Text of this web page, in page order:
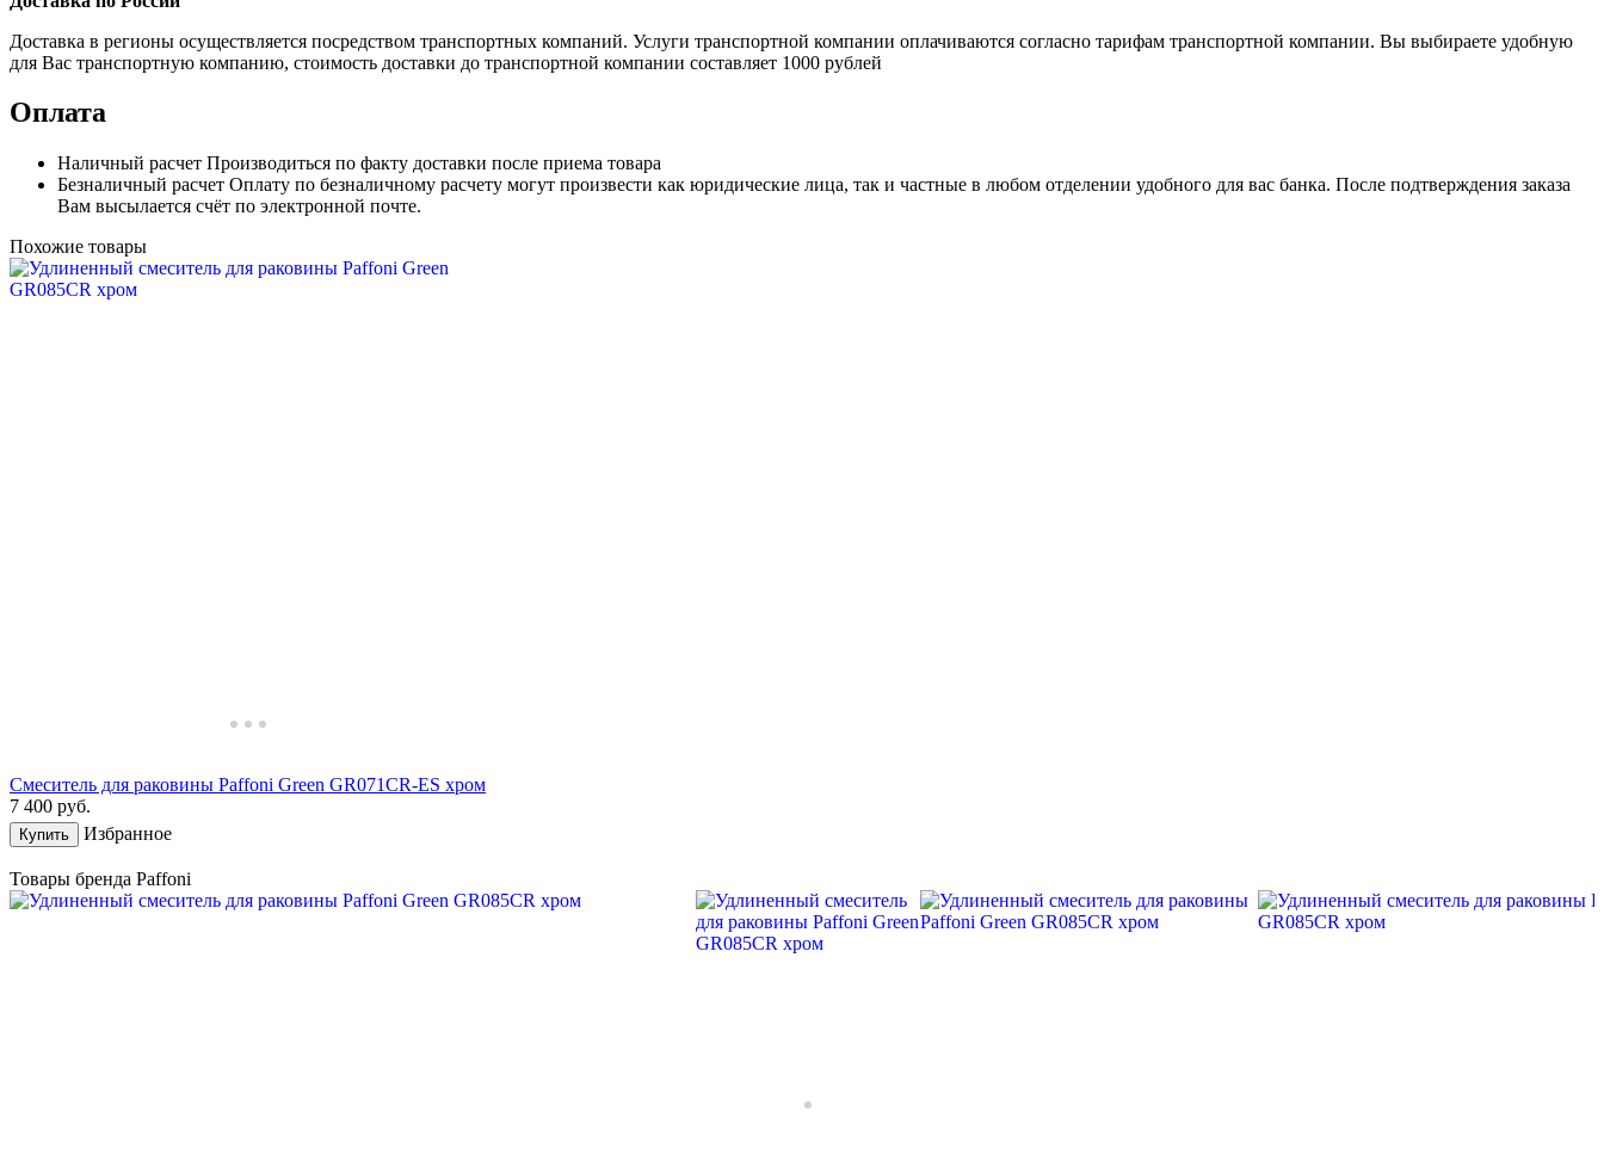
Доставка в регионы осуществляется посредством транспортных компаний. Услуги транспортной компании оплачиваются согласно тарифам транспортной компании. Вы выбираете удобную
для Вас транспортную компанию, стоимость доставки до транспортной компании составляет 1000 рублей
Оплата
Наличный расчет Производиться по факту доставки после приема товара
Безналичный расчет Оплату по безналичному расчету могут произвести как юридические лица, так и частные в любом отделении удобного для вас банка. После подтверждения заказа
Вам высылается счёт по электронной почте.
Похожие товары
Смеситель для раковины Paffoni Green GR071CR-ES хром
7 400 руб.
Купить Избранное
Товары бренда Paffoni